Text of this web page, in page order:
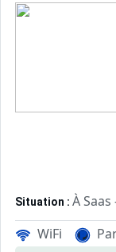
Situation : À
Appartement de
WiFi